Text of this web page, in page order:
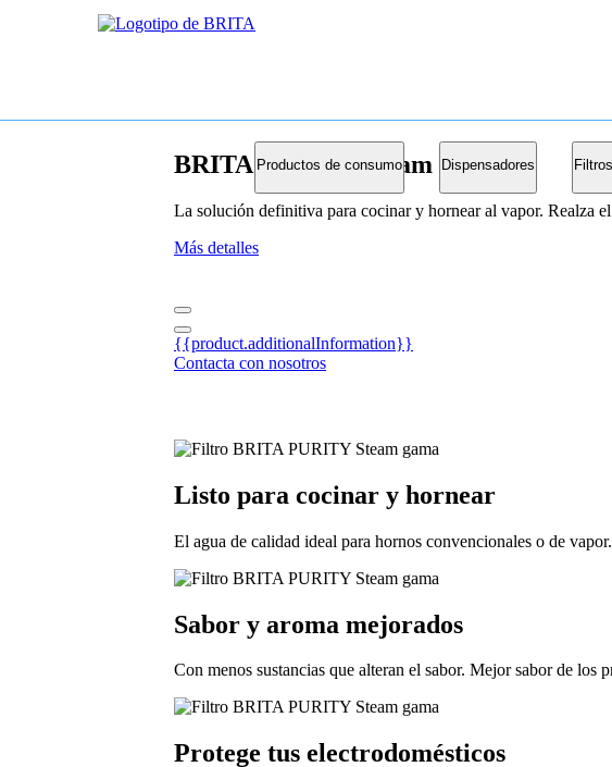
Productos de consumo Dispensadores
BRITA PURITY Steam
La solución definitiva para cocinar y hornear al vapor. Realza
Más detalles
{{product.additionalInformation}}
Contacta con nosotros
Listo para cocinar y hornear
El agua de calidad ideal para hornos convencionales o de vapor.
Sabor y aroma mejorados
Con menos sustancias que alteran el sabor. Mejor sabor de los
Protege tus electrodomésticos